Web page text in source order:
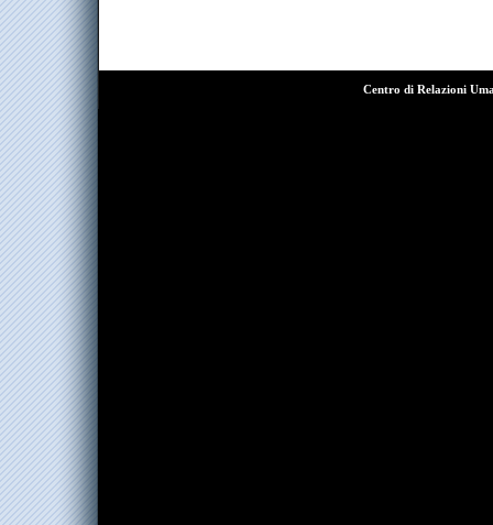
Centro di Relazioni